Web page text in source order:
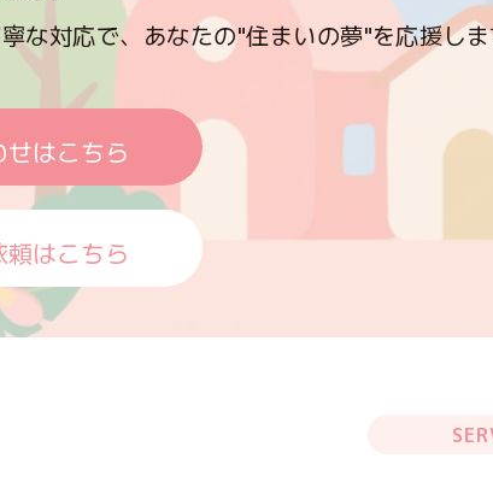
な対応で、あなたの"住まいの夢"を応援しま
はこちら
はこちら